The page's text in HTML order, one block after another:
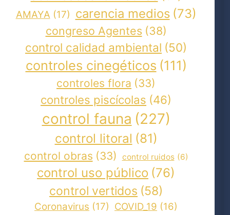
AMAYA (17) carencia medios (73)
congreso Agentes (38)
control calidad ambiental (50)
controles cinegéticos (111)
controles flora (33)
controles piscícolas (46)
control fauna (227)
control litoral (81)
control obras (33) control ruidos (6)
control uso público (76)
control vertidos (58)
Coronavirus (17) COVID_19 (16)